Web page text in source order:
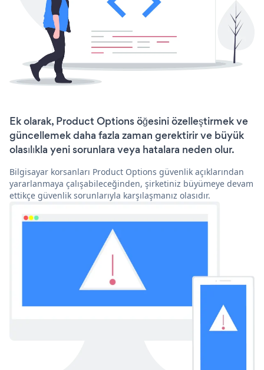
Ek olarak, Product Options öğesini özelleştirmek ve
güncellemek daha fazla zaman gerektirir ve büyük
olasılıkla yeni sorunlara veya hatalara neden olur.
Bilgisayar korsanları Product Options güvenlik açıklarından
yararlanmaya çalışabileceğinden, şirketiniz büyümeye devam
ettikçe güvenlik sorunlarıyla karşılaşmanız olasıdır.